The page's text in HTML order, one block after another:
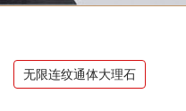
无限连纹通体大理石